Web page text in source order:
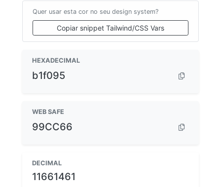
Quer usar esta cor no seu design system?
Copiar snippet Tailwind/CSS Vars
HEXADECIMAL
b1f095
WEB SAFE
99CC66
DECIMAL
11661461